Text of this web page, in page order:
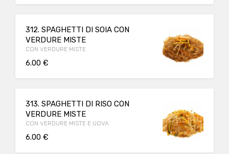
312. SPAGHETTI DI SOIA CON
VERDURE MISTE
CON VERDURE MISTE
6.00 €
313. SPAGHETTI DI RISO CON
VERDURE MISTE
CON VERDURE MISTE E UOVA
6.00 €